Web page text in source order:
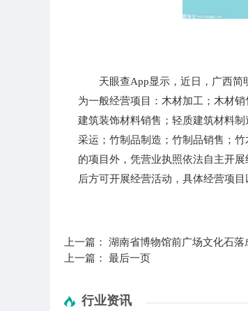
天眼查App显示，近日，广西简
为一般经营项目：木材加工；木材
建筑装饰材料销售；轻质建筑材料
采运；竹制品制造；竹制品销售；
的项目外，凭营业执照依法自主开
后方可开展经营活动，具体经营项
上一篇： 湖南省博物馆前广场文化石
上一篇： 最后一页
行业资讯